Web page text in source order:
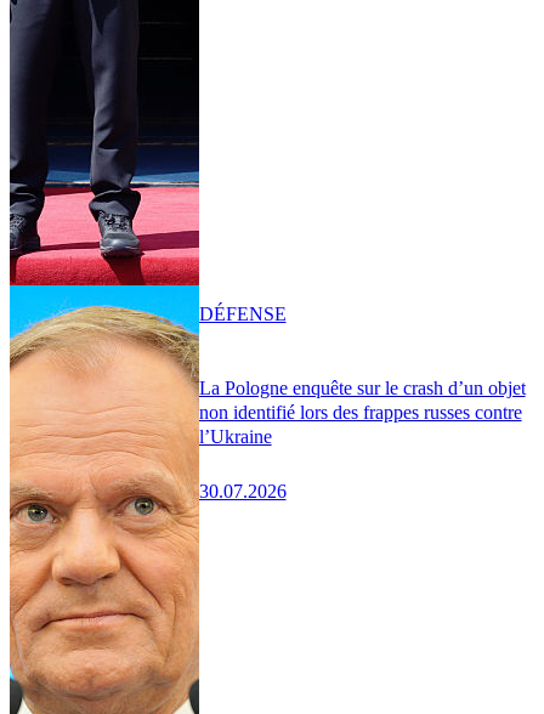
La Pologne enquête sur le crash d’un objet
non identifié lors des frappes russes contre
l’Ukraine
30.07.2026
DÉFENSE